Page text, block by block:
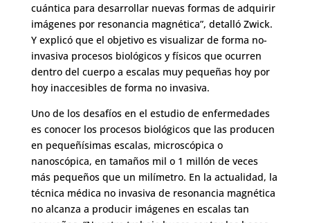
cuántica para desarrollar nuevas formas de adquirir
imágenes por resonancia magnética”, detalló Zwick.
Y explicó que el objetivo es visualizar de forma no-
invasiva procesos biológicos y físicos que ocurren
dentro del cuerpo a escalas muy pequeñas hoy por
hoy inaccesibles de forma no invasiva.
Uno de los desafíos en el estudio de enfermedades
es conocer los procesos biológicos que las producen
en pequeñísimas escalas, microscópica o
nanoscópica, en tamaños mil o 1 millón de veces
más pequeños que un milímetro. En la actualidad, la
técnica médica no invasiva de resonancia magnética
no alcanza a producir imágenes en escalas tan